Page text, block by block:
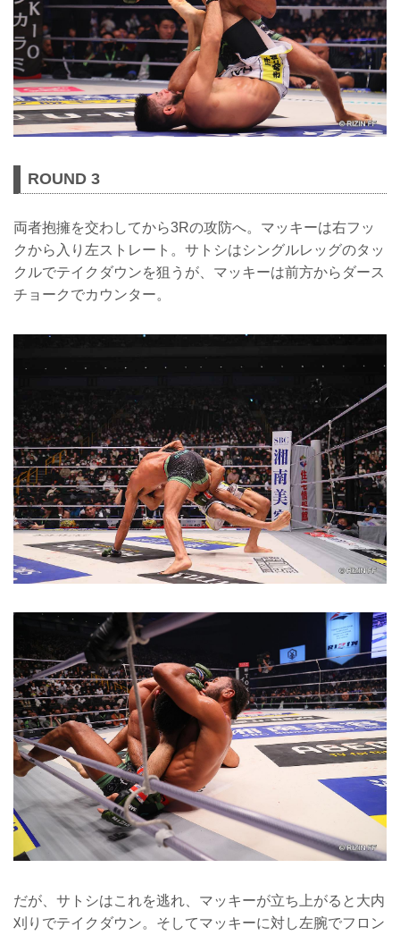
ROUND 3
両者抱擁を交わしてから3Rの攻防へ。マッキーは右フッ
クから入り左ストレート。サトシはシングルレッグのタッ
クルでテイクダウンを狙うが、マッキーは前方からダース
チョークでカウンター。
だが、サトシはこれを逃れ、マッキーが立ち上がると大内
刈りでテイクダウン。そしてマッキーに対し左腕でフロン